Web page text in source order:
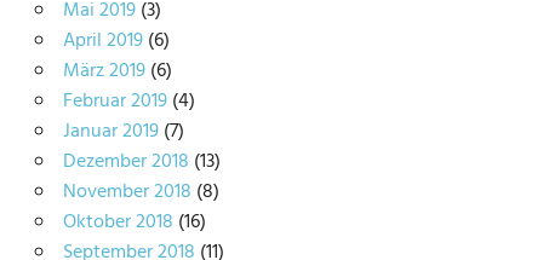
Mai 2019(3)
April 2019(6)
März 2019(6)
Februar 2019(4)
Januar 2019(7)
Dezember 2018 (13)
November 2018 (8)
Oktober 2018 (16)
September 2018 (11)